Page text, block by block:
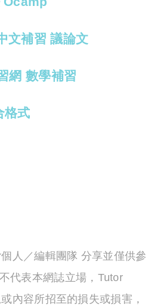
文補習 議論文
網 數學補習
式
人／編輯團隊 分享並僅供參
代表本網誌立場，Tutor
內容所招至的損失或損害，